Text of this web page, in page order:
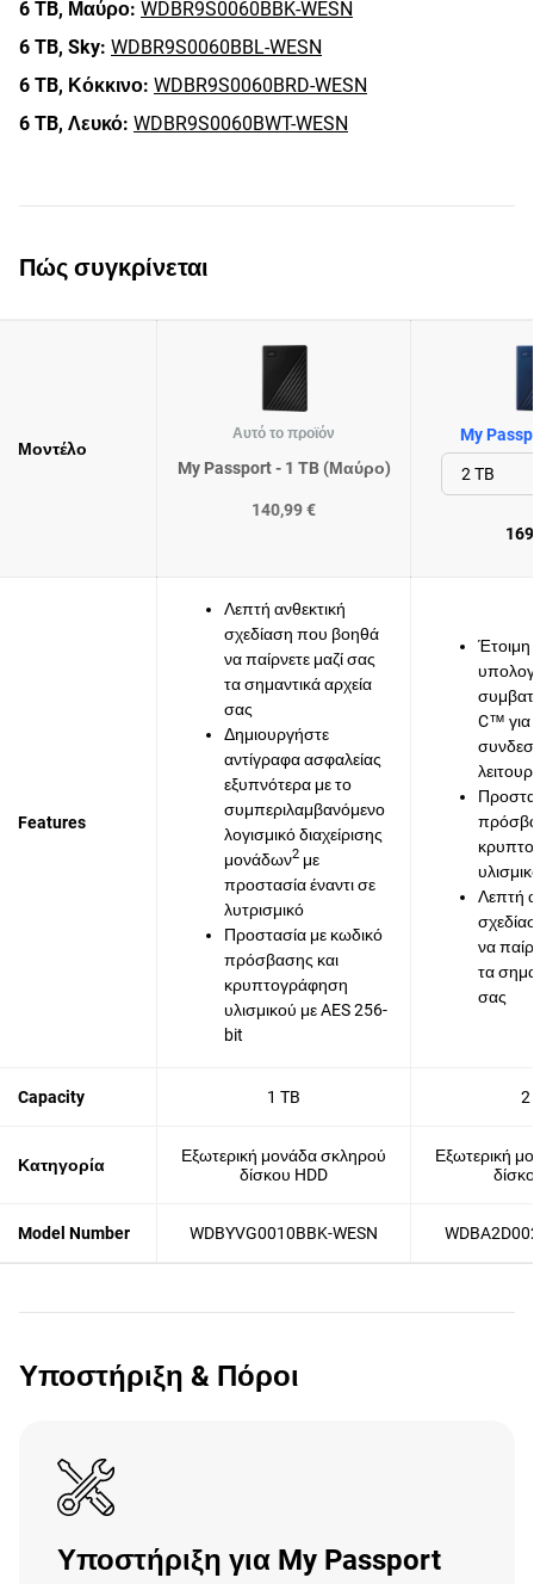
6 TB, Μαύρο: WDBR9S0060BBK-WESN
6 TB, Sky: WDBR9S0060BBL-WESN
6 TB, Κόκκινο: WDBR9S0060BRD-WESN
6 TB, Λευκό: WDBR9S0060BWT-WESN
Πώς συγκρίνεται
Μοντέλο
Αυτό το προϊόν
My Passport - 1 TB (Μαύρο)
140,99 €
My
Features
Λεπτή ανθεκτική
σχεδίαση που βοηθά
να παίρνετε μαζί σας
τα σημαντικά αρχεία
σας
Δημιουργήστε
αντίγραφα ασφαλείας
εξυπνότερα με το
συμπεριλαμβανόμενο
λογισμικό διαχείρισης
μονάδων2 με
προστασία έναντι σε
λυτρισμικό
Προστασία με κωδικό
πρόσβασης και
κρυπτογράφηση
υλισμικού με AES 256-
bit
Έτοιμη
C™ για
Λεπτή
να
τα
σας
Capacity 1 TB 2
Κατηγορία
Εξωτερική μονάδα σκληρού
δίσκου HDD
Εξωτερική
Model Number WDBYVG0010BBK-WESN
Υποστήριξη & Πόροι
Υποστήριξη για My Passport